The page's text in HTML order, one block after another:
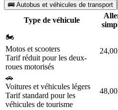
🚌 Autobus et véhicules de transport
Type de véhicule
🏍️
Motos et scooters
Tarif réduit pour les deux-
roues motorisés
🚗
Voitures et véhicules légers
Tarif standard pour les
véhicules de tourisme